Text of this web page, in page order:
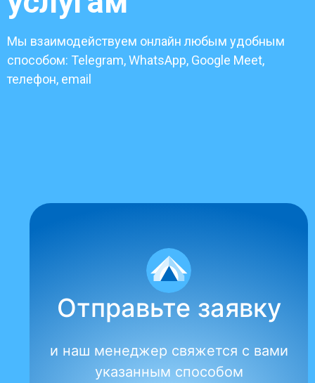
Мы взаимодействуем онлайн любым удобным
способом: Telegram, WhatsApp, Google Meet,
телефон, email
Отправьте заявку
и наш менеджер свяжется с вами
указанным способом